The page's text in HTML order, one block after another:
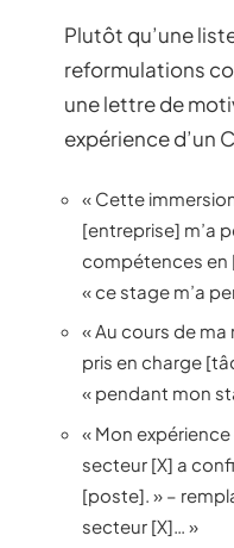
Plutôt qu’une
reformulations
une lettre de
expérience d’un
« Cette
[entreprise] m’a
compétences en
« ce stage m’a
« Au cours de ma
pris en charge
« pendant mon
« Mon
secteur [X] a
[poste]. » –
secteur [X]… »